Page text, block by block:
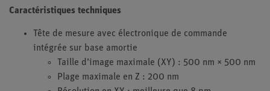
Caractéristiques techniques
Tête de mesure avec électronique de commande
intégrée sur base amortie
Taille d’image maximale (XY) : 500 nm × 500 nm
Plage maximale en Z : 200 nm